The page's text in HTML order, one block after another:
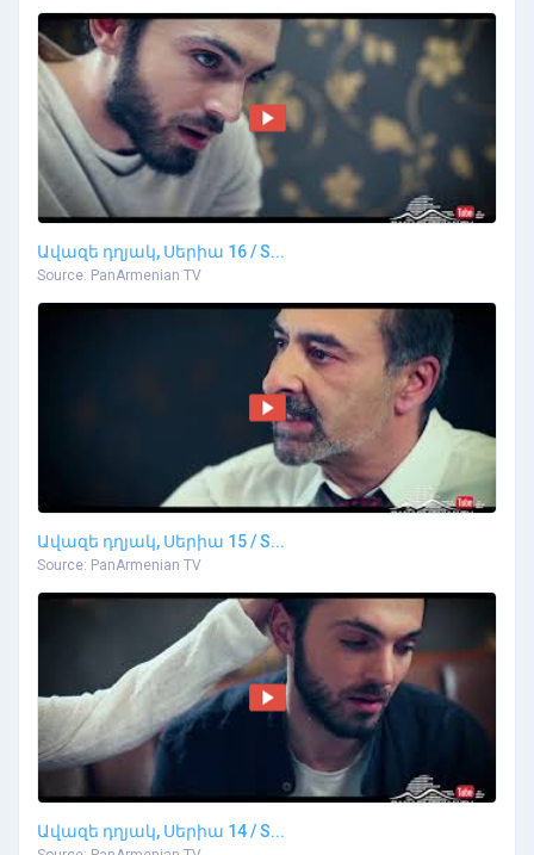
Ավազե դղյակ, Սերիա 16 / S...
Source: PanArmenian TV
Ավազե դղյակ, Սերիա 15 / S...
Source: PanArmenian TV
Ավազե դղյակ, Սերիա 14 / S...